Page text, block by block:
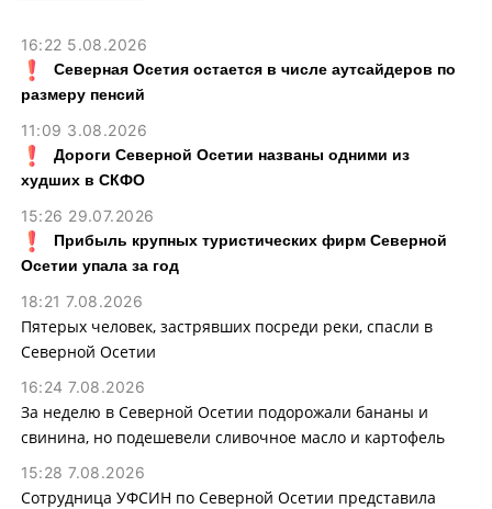
16:22 5.08.2026
Северная Осетия остается в числе аутсайдеров по
размеру пенсий
11:09 3.08.2026
Дороги Северной Осетии названы одними из
худших в СКФО
15:26 29.07.2026
Прибыль крупных туристических фирм Северной
Осетии упала за год
18:21 7.08.2026
Пятерых человек, застрявших посреди реки, спасли в
Северной Осетии
16:24 7.08.2026
За неделю в Северной Осетии подорожали бананы и
свинина, но подешевели сливочное масло и картофель
15:28 7.08.2026
Сотрудница УФСИН по Северной Осетии представила